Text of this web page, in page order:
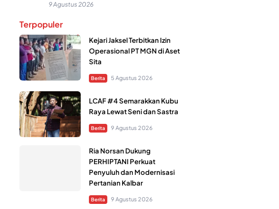
9 Agustus 2026
Terpopuler
Kejari Jaksel Terbitkan Izin
Operasional PT MGN di Aset
Sita
Berita 5 Agustus 2026
LCAF #4 Semarakkan Kubu
Raya Lewat Seni dan Sastra
Berita 9 Agustus 2026
Ria Norsan Dukung
PERHIPTANI Perkuat
Penyuluh dan Modernisasi
Pertanian Kalbar
Berita 9 Agustus 2026